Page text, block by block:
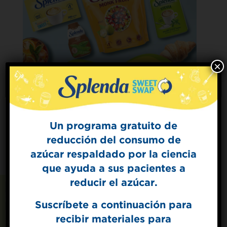
Recetas que también
Un programa gratuito de
reducción del consumo de
azúcar respaldado por la ciencia
que ayuda a sus pacientes a
reducir el azúcar.
Suscríbete a continuación para
recibir materiales para
×
Sign Up for
The Sweet Dish
Get mouth-watering recipes from the